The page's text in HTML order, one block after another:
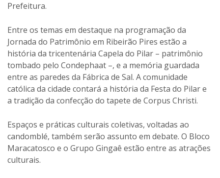
Prefeitura.
Entre os temas em destaque na programação da
Jornada do Patrimônio em Ribeirão Pires estão a
história da tricentenária Capela do Pilar – patrimônio
tombado pelo Condephaat –, e a memória guardada
entre as paredes da Fábrica de Sal. A comunidade
católica da cidade contará a história da Festa do Pilar e
a tradição da confecção do tapete de Corpus Christi.
Espaços e práticas culturais coletivas, voltadas ao
candomblé, também serão assunto em debate. O Bloco
Maracatosco e o Grupo Gingaê estão entre as atrações
culturais.